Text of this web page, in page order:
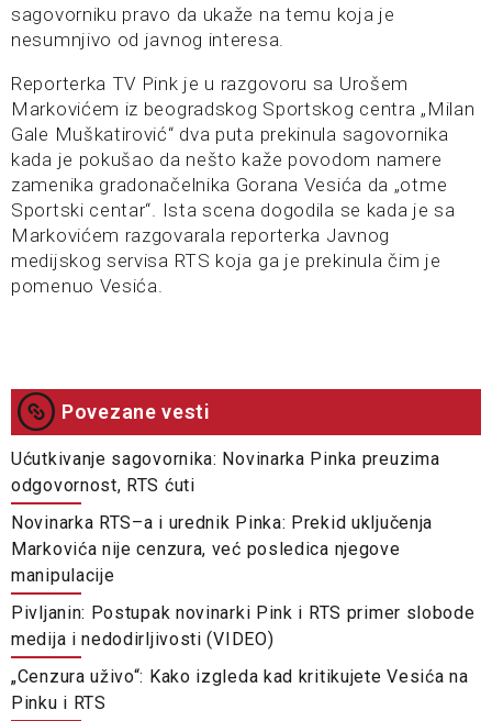
sagovorniku pravo da ukaže na temu koja je
nesumnjivo od javnog interesa.
Reporterka TV Pink je u razgovoru sa Urošem
Markovićem iz beogradskog Sportskog centra „Milan
Gale Muškatirović“ dva puta prekinula sagovornika
kada je pokušao da nešto kaže povodom namere
zamenika gradonačelnika Gorana Vesića da „otme
Sportski centar“. Ista scena dogodila se kada je sa
Markovićem razgovarala reporterka Javnog
medijskog servisa RTS koja ga je prekinula čim je
pomenuo Vesića.
Povezane vesti
Ućutkivanje sagovornika: Novinarka Pinka preuzima
odgovornost, RTS ćuti
Novinarka RTS–a i urednik Pinka: Prekid uključenja
Markovića nije cenzura, već posledica njegove
manipulacije
Pivljanin: Postupak novinarki Pink i RTS primer slobode
medija i nedodirljivosti (VIDEO)
„Cenzura uživo“: Kako izgleda kad kritikujete Vesića na
Pinku i RTS